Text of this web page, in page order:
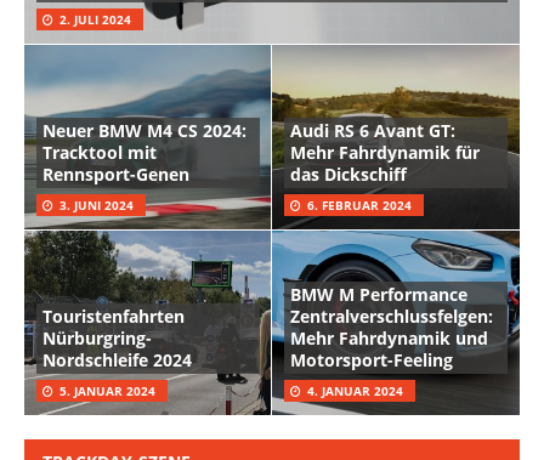
2. JULI 2024
Neuer BMW M4 CS 2024:
Tracktool mit
Rennsport-Genen
3. JUNI 2024
Audi RS 6 Avant GT:
Mehr Fahrdynamik für
das Dickschiff
6. FEBRUAR 2024
Touristenfahrten
Nürburgring-
Nordschleife 2024
5. JANUAR 2024
BMW M Performance
Zentralverschlussfelgen:
Mehr Fahrdynamik und
Motorsport-Feeling
4. JANUAR 2024